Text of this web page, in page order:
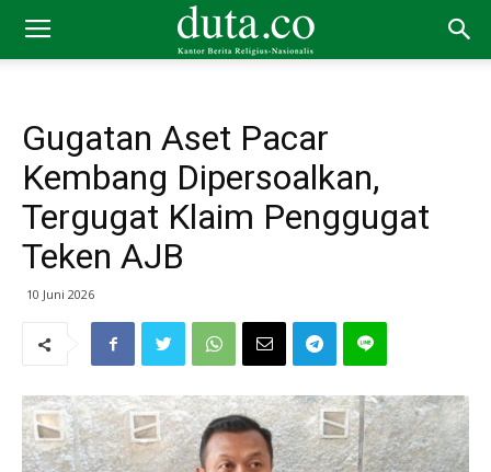
Gugatan Aset Pacar
Kembang Dipersoalkan,
Tergugat Klaim Penggugat
Teken AJB
10 Juni 2026